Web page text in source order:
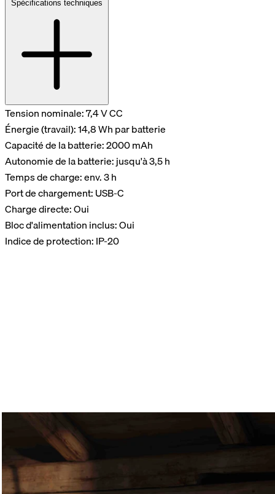
Tension nominale: 7,4 V CC
Énergie (travail): 14,8 Wh par batterie
Capacité de la batterie: 2000 mAh
Autonomie de la batterie: jusqu'à 3,5 h
Temps de charge: env. 3 h
Port de chargement: USB-C
Charge directe: Oui
Bloc d'alimentation inclus: Oui
Indice de protection: IP-20
Quel que soit votre niveau, récupérez comme les pros et
accordez à vos jambes un véritable moment de détente.